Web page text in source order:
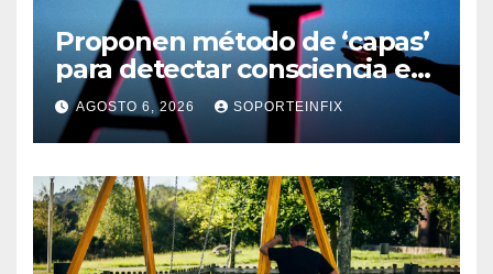
Proponen método de ‘capas’
para detectar consciencia en
humanos e ingenios
artificiales
AGOSTO 6, 2026 SOPORTEINFIX